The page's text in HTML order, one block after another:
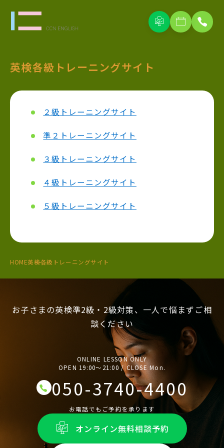
英検各級トレーニングサイト
２級トレーニングサイト
準２トレーニングサイト
３級トレーニングサイト
４級トレーニングサイト
５級トレーニングサイト
HOME英検各級トレーニングサイト
お子さまの英検準2級・2級対策、一人で悩まずご相
談ください
ONLINE LESSON ONLY
OPEN 19:00〜21:00 / CLOSE Mon.
050-3740-4400
お電話でもご予約を承ります
オンライン無料相談予約